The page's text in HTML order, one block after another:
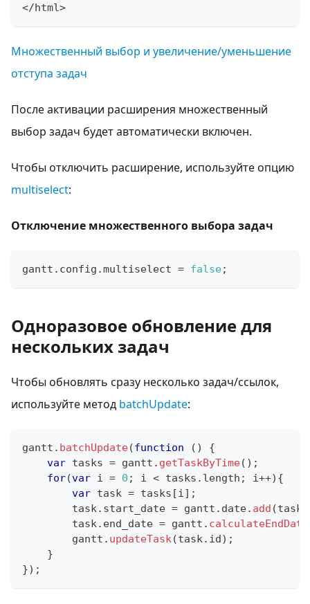
</html>
Множественный выбор и увеличение/уменьшение
отступа задач
После активации расширения множественный
выбор задач будет автоматически включен.
Чтобы отключить расширение, используйте опцию
multiselect:
Отключение множественного выбора задач
gantt . config .multiselect = false;
Одноразовое обновление для
нескольких задач
Чтобы обновлять сразу несколько задач/ссылок,
используйте метод batchUpdate:
gantt . batchUpdate(function ( )
{
var tasks = gantt . getTaskByTime( ) ;
for(var i = 0 ; i < tasks . length ; i++) {
var task = tasks [i] ;
        task
. start_date = gantt . date. add (task
        task
. end_date = gantt . calculateEndDate
        gantt
. updateTask(task. id) ;
}
}) ;